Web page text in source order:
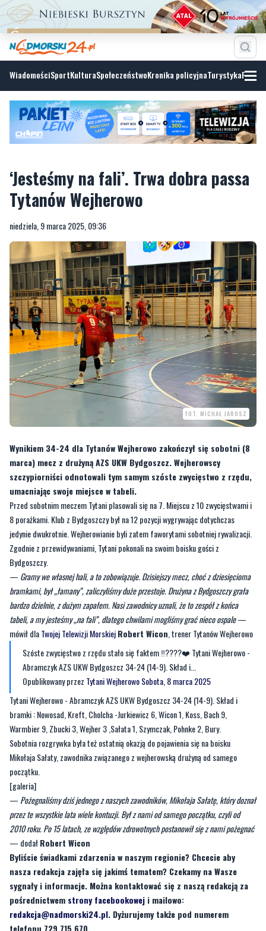
WiadomościSportKulturaSpołeczeństwoKronika policyjnaTurystyka
‘Jesteśmy na fali’. Trwa dobra passa
niedziela, 9 marca 2025, 09:36
FOT. MICHAŁ JAROSZ
Wynikiem 34-24 dla Tytanów Wejherowo zakończył się sobotni (8
marca) mecz z drużyną AZS UKW Bydgoszcz. Wejherowscy
umacniając swoje miejsce w tabeli.
Przed sobotnim meczem Tytani plasowali się na 7. Miejscu z 10 zwycięstwami i
8 porażkami. Klub z Bydgoszczy był na 12 pozycji wygrywając dotychczas
jedynie dwukrotnie. Wejherowianie byli zatem faworytami sobotniej rywalizacji.
Zgodnie z przewidywaniami, Tytani pokonali na swoim boisku gości z
Bydgoszczy.
—Gramy we własnej hali, a to zobowiązuje. Dzisiejszy mecz, choć z dziesięcioma
bramkami, był „łamany”, zaliczyliśmy duże przestoje. Drużyna z Bydgoszczy grała
bardzo dzielnie, z dużym zapałem. Nasi zawodnicy uznali, że to zespół z końca
tabeli, a my jesteśmy „na fali”, dlatego chwilami mogliśmy grać nieco ospale—
mówił dla Twojej Telewizji MorskiejRobert Wicon , trener Tytanów Wejherowo
Szóste zwycięstwo z rzędu stało się faktem ‼️????❤️ Tytani Wejherowo -
Abramczyk AZS UKW Bydgoszcz 34-24 (14-9). Skład i...
Opublikowany przezTytani WejherowoSobota, 8 marca 2025
Tytani Wejherowo - Abramczyk AZS UKW Bydgoszcz 34-24 (14-9). Skład i
bramki : Nowosad, Kreft, Cholcha -Jurkiewicz 6, Wicon 1, Koss, Bach 9,
Warmbier 9, Zbucki 3, Wejher 3 ,Sałata 1, Szymczak, Pohnke 2, Bury.
Sobotnia rozgrywka była też ostatnią okazją do pojawienia się na boisku
Mikołaja Sałaty, zawodnika związanego z wejherowską drużyną od samego
początku.
[galeria]
—Pożegnaliśmy dziś jednego z naszych zawodników, Mikołaja Sałatę, który doznał
przez te wszystkie lata wiele kontuzji. Był z nami od samego początku, czyli od
2010 roku. Po 15 latach, ze względów zdrowotnych postanowił się z nami pożegnać
— dodałRobert Wicon
Byliście świadkami zdarzenia w naszym regionie? Chcecie aby
nasza redakcja zajęła się jakimś tematem? Czekamy na Wasze
sygnały i informacje. Można kontaktować się z naszą redakcją za
pośrednictwemstrony facebookoweji mailowo:
redakcja@nadmorski24.pl. Dyżurujemy także pod numerem
telefonu 729 715 670.